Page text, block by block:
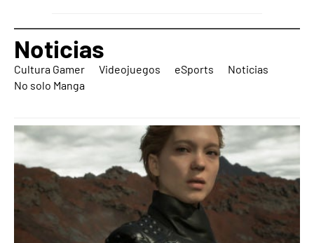
Noticias
Cultura Gamer Videojuegos eSports
Noticias
No solo Manga